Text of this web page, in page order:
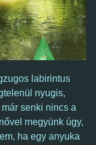
labirintus
nyugis,
senki nincs a
megyünk úgy,
ha egy anyuka